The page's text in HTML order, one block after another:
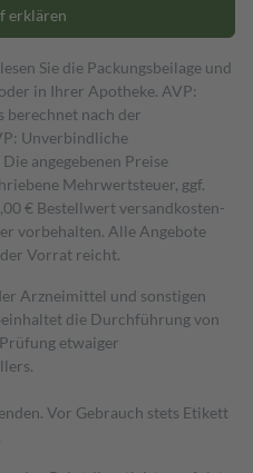
erklären
Sie die Packungsbeilage und
in Ihrer Apotheke. AVP:
nach der
Unverbindliche
angegebenen Preise
Mehrwertsteuer, ggf.
€ Bestell­wert versand­kosten­
vorbehalten. Alle Angebote
Vorrat reicht.
Arzneimittel und sonstigen
die Durchführung von
etwaiger
Vor Gebrauch stets Etikett